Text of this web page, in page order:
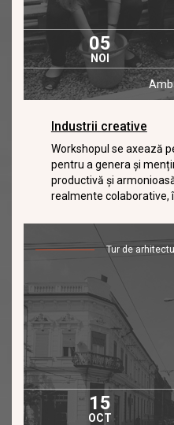
05
NOI
Industrii creative
Workshopul se axează
pentru a genera și
productivă și
realmente colaborative,
Tur de
15
OCT